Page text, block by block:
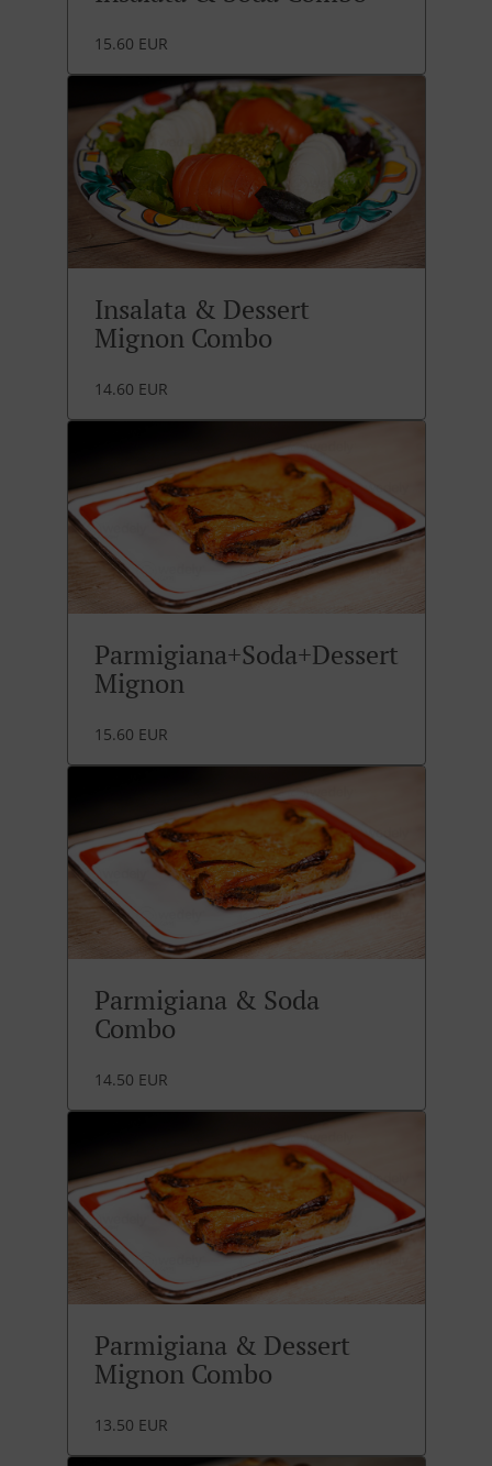
15.60 EUR
Insalata & Dessert
Mignon Combo
14.60 EUR
Parmigiana+Soda+Dessert
Mignon
15.60 EUR
Parmigiana & Soda
Combo
14.50 EUR
Parmigiana & Dessert
Mignon Combo
13.50 EUR